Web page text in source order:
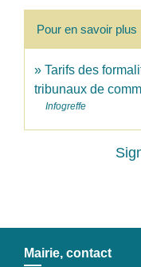
Pour en savoir plus
Tarifs des
tribunaux de
Infogreffe
Mairie, contact